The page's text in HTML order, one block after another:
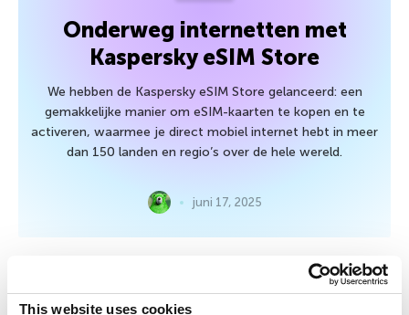
This website uses cookies
Onderweg internetten met
Kaspersky eSIM Store
We hebben de Kaspersky eSIM Store gelanceerd: een
gemakkelijke manier om eSIM-kaarten te kopen en te
activeren, waarmee je direct mobiel internet hebt in meer
dan 150 landen en regio’s over de hele wereld.
juni 17, 2025